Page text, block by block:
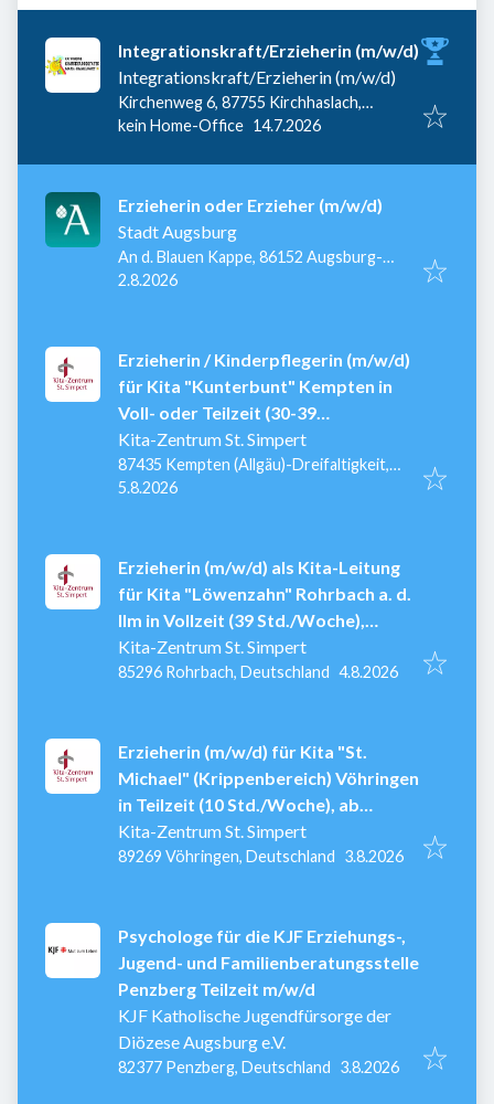
Integrationskraft/Erzieherin (m/w/d)
Integrationskraft/Erzieherin (m/w/d)
Kirchenweg 6, 87755 Kirchhaslach,
Deutschland
kein Home-Office Veröffentlicht
14.7.2026
Erzieherin oder Erzieher (m/w/d)
Stadt Augsburg
An d. Blauen Kappe, 86152 Augsburg-
Innenstadt, Deutschland
Veröffentlicht
2.8.2026
Erzieherin / Kinderpflegerin (m/w/d)
für Kita "Kunterbunt" Kempten in
Voll- oder Teilzeit (30-39
Std./Woche), ab sofort, unbefristet
Kita-Zentrum St. Simpert
87435 Kempten (Allgäu)-Dreifaltigkeit,
Deutschland
Veröffentlicht
5.8.2026
Erzieherin (m/w/d) als Kita-Leitung
für Kita "Löwenzahn" Rohrbach a. d.
Ilm in Vollzeit (39 Std./Woche),
unbefristet
Kita-Zentrum St. Simpert
85296 Rohrbach, Deutschland Veröffentlicht:
4.8.2026
Erzieherin (m/w/d) für Kita "St.
Michael" (Krippenbereich) Vöhringen
in Teilzeit (10 Std./Woche), ab
01.09.2026
Kita-Zentrum St. Simpert
89269 Vöhringen, Deutschland Veröffentlicht
3.8.2026
Psychologe für die KJF Erziehungs-,
Jugend- und Familienberatungsstelle
Penzberg Teilzeit m/w/d
KJF Katholische Jugendfürsorge der
Diözese Augsburg e.V.
82377 Penzberg, Deutschland Veröffentlicht:
3.8.2026